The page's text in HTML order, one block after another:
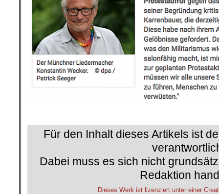
Für den Inhalt dieses Artikels ist
Dabei muss es sich nicht
Redaktion
Dieses Werk ist lizenziert unter einer